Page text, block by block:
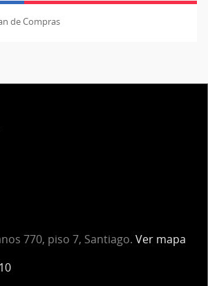
de Compras
770, piso 7, Santiago. Ver mapa